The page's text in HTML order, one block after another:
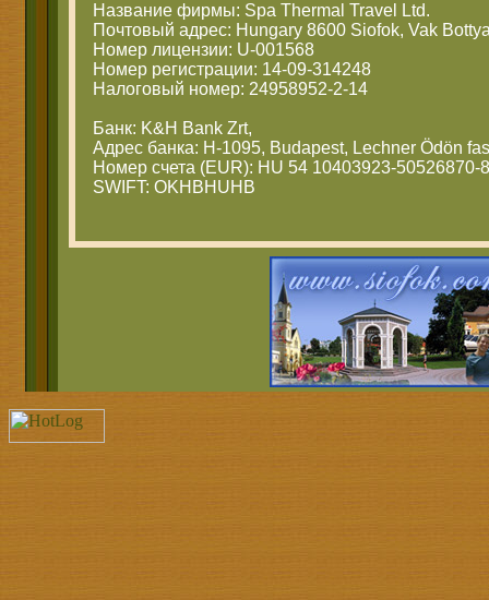
Название фирмы: Spa Thermal Travel Ltd.
Почтовый адрес: Hungary 8600 Siofok, Vak
Номер лицензии: U-001568
Номер регистрации: 14-09-314248
Налоговый номер: 24958952-2-14
Банк: K&H Bank Zrt,
Адрес банка: H-1095, Budapest, Lechner Ödön
Номер счета (EUR): HU 54 10403923-50526870-
SWIFT: OKHBHUHB